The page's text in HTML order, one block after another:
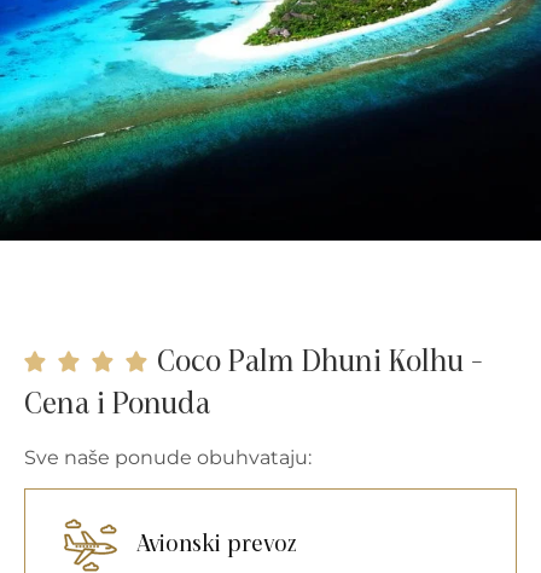
Coco Palm Dhuni Kolhu -
Cena i Ponuda
Sve naše ponude obuhvataju:
Avionski prevoz